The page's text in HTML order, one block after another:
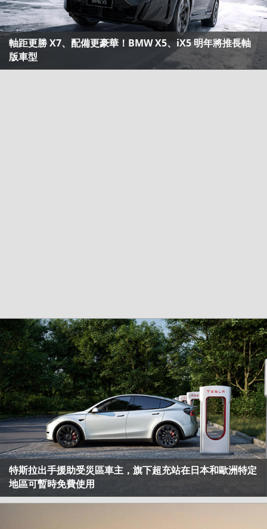
軸距更勝 X7、配備更豪華！BMW X5、iX5 明年將推長軸
版車型
特斯拉出手援助受災區車主，旗下超充站在日本和歐洲特定
地區可暫時免費使用